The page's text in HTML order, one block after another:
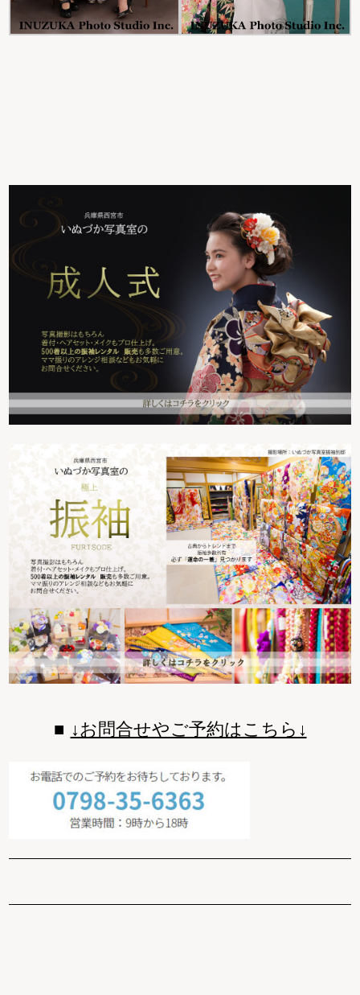
↓お問合せやご予約はこちら↓